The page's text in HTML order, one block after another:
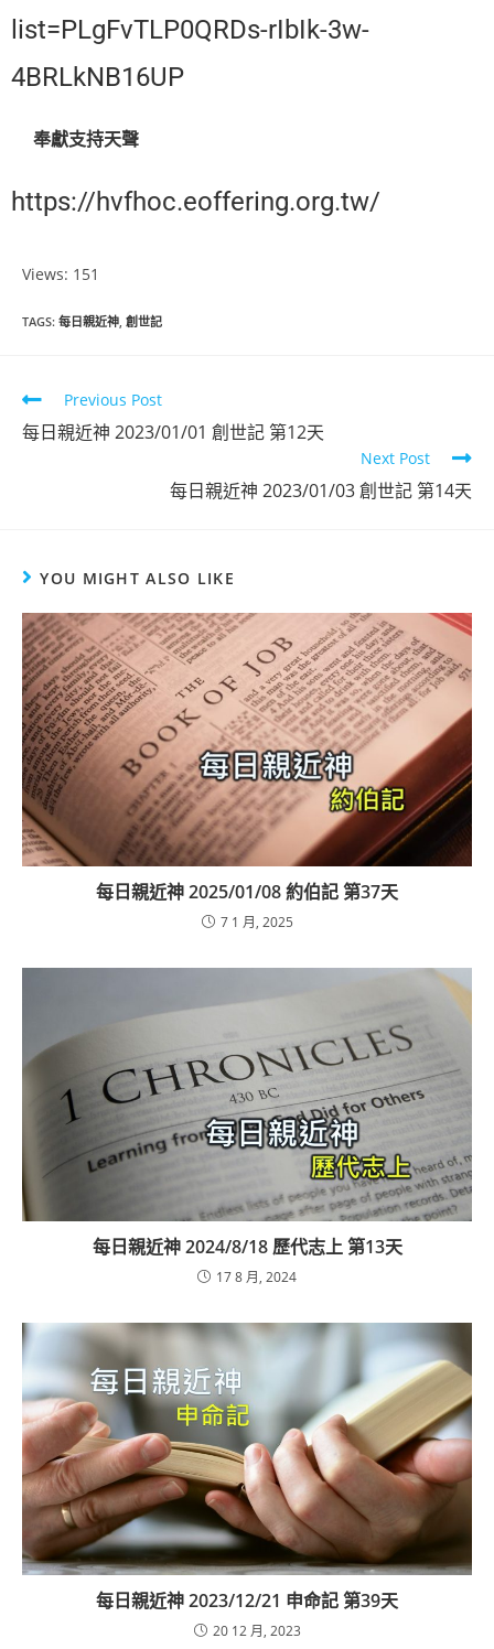
list=PLgFvTLP0QRDs-rIbIk-3w-
4BRLkNB16UP
奉獻支持天聲
https://hvfhoc.eoffering.org.tw/
Views: 151
TAGS: 每日親近神, 創世記
Previous Post
每日親近神 2023/01/01 創世記 第12天
Next Post
每日親近神 2023/01/03 創世記 第14天
YOU MIGHT ALSO LIKE
每日親近神 2025/01/08 約伯記 第37天
7 1 月, 2025
每日親近神 2024/8/18 歷代志上 第13天
17 8 月, 2024
每日親近神 2023/12/21 申命記 第39天
20 12 月, 2023